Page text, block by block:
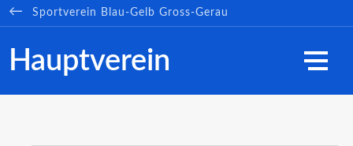
Sportverein Blau-Gelb Gross-Gerau
Hauptverein